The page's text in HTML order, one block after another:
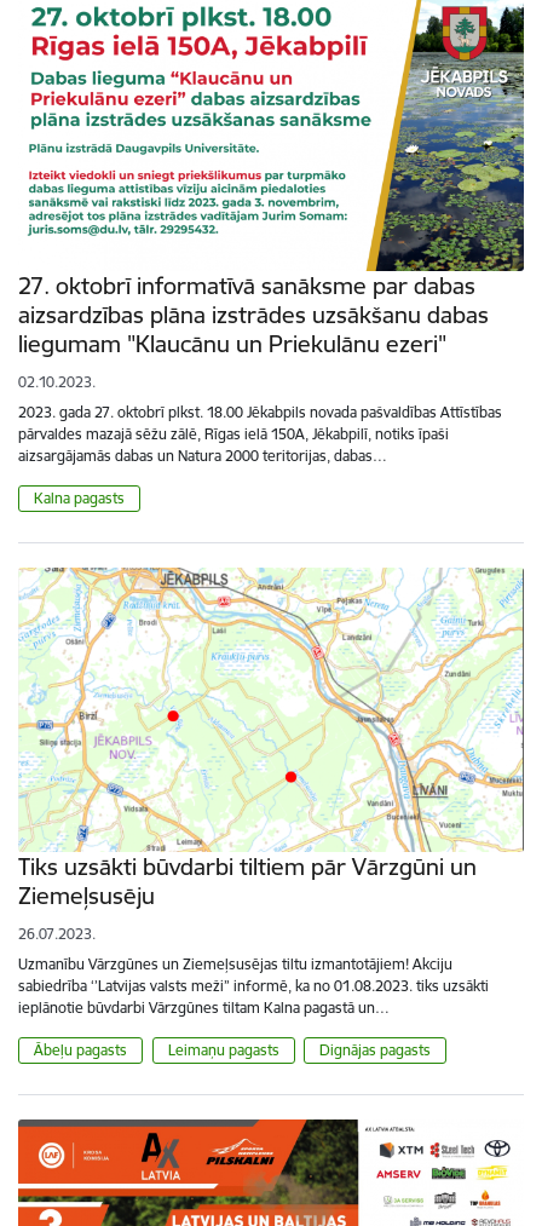
27. oktobrī informatīvā sanāksme par dabas
aizsardzības plāna izstrādes uzsākšanu dabas
liegumam "Klaucānu un Priekulānu ezeri"
02.10.2023.
2023. gada 27. oktobrī plkst. 18.00 Jēkabpils novada pašvaldības Attīstības
pārvaldes mazajā sēžu zālē, Rīgas ielā 150A, Jēkabpilī, notiks īpaši
aizsargājamās dabas un Natura 2000 teritorijas, dabas…
Kalna pagasts
Tiks uzsākti būvdarbi tiltiem pār Vārzgūni un
Ziemeļsusēju
26.07.2023.
Uzmanību Vārzgūnes un Ziemeļsusējas tiltu izmantotājiem! Akciju
sabiedrība ‘’Latvijas valsts meži” informē, ka no 01.08.2023. tiks uzsākti
ieplānotie būvdarbi Vārzgūnes tiltam Kalna pagastā un…
Ābeļu pagasts Leimaņu pagasts Dignājas pagasts